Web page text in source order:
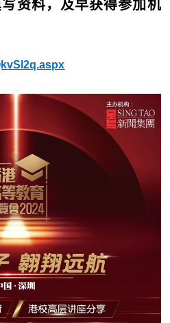
资料，及早获得参加机